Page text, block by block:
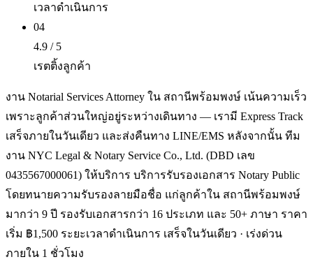
เวลาดำเนินการ
04
4.9 / 5
เรตติ้งลูกค้า
งาน Notarial Services Attorney ใน สถานีพร้อมพงษ์ เน้นความเร็ว
เพราะลูกค้าส่วนใหญ่อยู่ระหว่างเดินทาง — เรามี Express Track
เสร็จภายในวันเดียว และส่งคืนทาง LINE/EMS หลังจากนั้น ทีม
งาน NYC Legal & Notary Service Co., Ltd. (DBD เลข
0435567000061) ให้บริการ บริการรับรองเอกสาร Notary Public
โดยทนายความรับรองลายมือชื่อ แก่ลูกค้าใน สถานีพร้อมพงษ์
มากว่า 9 ปี รองรับเอกสารกว่า 16 ประเภท และ 50+ ภาษา ราคา
เริ่ม ฿1,500 ระยะเวลาดำเนินการ เสร็จในวันเดียว · เร่งด่วน
ภายใน 1 ชั่วโมง